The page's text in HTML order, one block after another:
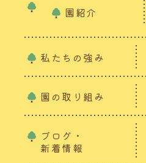
園紹介
私たちの強み
園の取り組み
ブログ・
新着情報